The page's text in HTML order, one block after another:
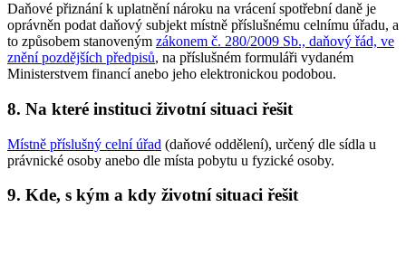
Daňové přiznání k uplatnění nároku na vrácení spotřební daně je
oprávněn podat daňový subjekt místně příslušnému celnímu úřadu, a
to způsobem stanoveným zákonem č. 280/2009 Sb., daňový řád, ve
znění pozdějších předpisů, na příslušném formuláři vydaném
Ministerstvem financí anebo jeho elektronickou podobou.
8. Na které instituci životní situaci řešit
Místně příslušný celní úřad (daňové oddělení), určený dle sídla u
právnické osoby anebo dle místa pobytu u fyzické osoby.
9. Kde, s kým a kdy životní situaci řešit